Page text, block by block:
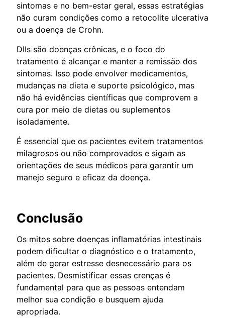
sintomas e no bem-estar geral, essas estratégias
não curam condições como a retocolite ulcerativa
ou a doença de Crohn.
DIIs são doenças crônicas, e o foco do
tratamento é alcançar e manter a remissão dos
sintomas. Isso pode envolver medicamentos,
mudanças na dieta e suporte psicológico, mas
não há evidências científicas que comprovem a
cura por meio de dietas ou suplementos
isoladamente.
É essencial que os pacientes evitem tratamentos
milagrosos ou não comprovados e sigam as
orientações de seus médicos para garantir um
manejo seguro e eficaz da doença.
Conclusão
Os mitos sobre doenças inflamatórias intestinais
podem dificultar o diagnóstico e o tratamento,
além de gerar estresse desnecessário para os
pacientes. Desmistificar essas crenças é
fundamental para que as pessoas entendam
melhor sua condição e busquem ajuda
apropriada.